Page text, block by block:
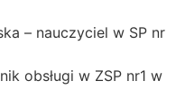
– nauczyciel w SP nr
obsługi w ZSP nr1 w